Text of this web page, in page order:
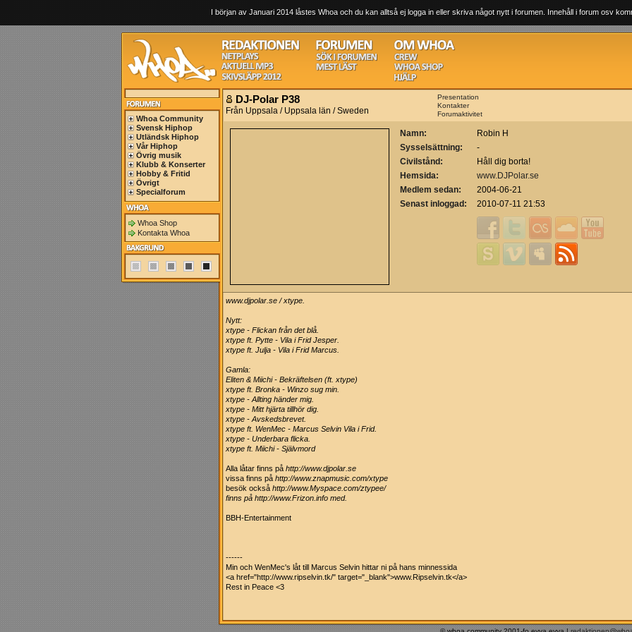
I början av Januari 2014 låstes Whoa och du kan alltså ej logga in eller skriva något nytt i forumen. Innehåll i forum osv
Whoa Community
Svensk Hiphop
Utländsk Hiphop
Vår Hiphop
Övrig musik
Klubb & Konserter
Hobby & Fritid
Övrigt
Specialforum
Whoa Shop
Kontakta Whoa
DJ-Polar P38
Från Uppsala / Uppsala län / Sweden
Presentation
Kontakter
Forumaktivitet
Namn:
Robin H
Sysselsättning:
-
Civilstånd:
Håll dig borta!
Hemsida:
www.DJPolar.se
Medlem sedan:
2004-06-21
Senast inloggad:
2010-07-11 21:53
www.djpolar.se / xtype.
Nytt:
xtype - Flickan från det blå.
xtype ft. Pytte - Vila i Frid Jesper.
xtype ft. Julja - Vila i Frid Marcus.
Gamla:
Eliten & Miichi - Bekräftelsen (ft. xtype)
xtype ft. Bronka - Winzo sug min.
xtype - Allting händer mig.
xtype - Mitt hjärta tillhör dig.
xtype - Avskedsbrevet.
xtype ft. WenMec - Marcus Selvin Vila i Frid.
xtype - Underbara flicka.
xtype ft. Miichi - Självmord
Alla låtar finns på http://www.djpolar.se
vissa finns på http://www.znapmusic.com/xtype
besök också http://www.Myspace.com/ztypee/
finns på http://www.Frizon.info med.
BBH-Entertainment
------
Min och WenMec's låt till Marcus Selvin hittar ni på hans minnessida
<a href="http://www.ripselvin.tk/" target="_blank">www.Ripselvin.tk</a>
Rest in Peace <3